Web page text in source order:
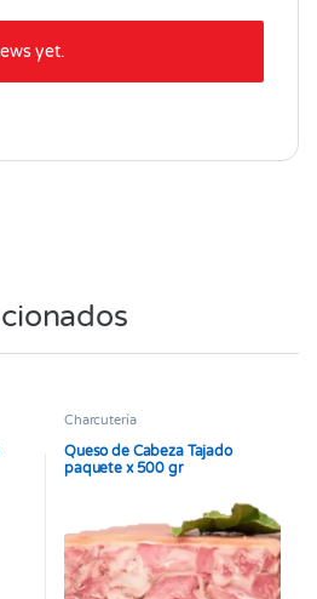
yet.
Charcutería
Queso de Cabeza Tajado
paquete x 500 gr